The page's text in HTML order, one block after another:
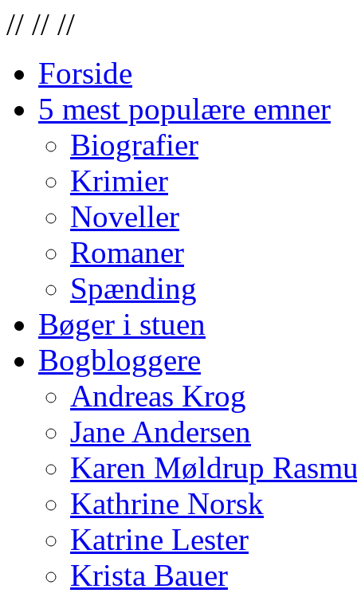
// // //
Forside
5 mest populære emner
Biografier
Krimier
Noveller
Romaner
Spænding
Bøger i stuen
Bogbloggere
Andreas Krog
Jane Andersen
Karen Møldrup
Kathrine Norsk
Katrine Lester
Krista Bauer